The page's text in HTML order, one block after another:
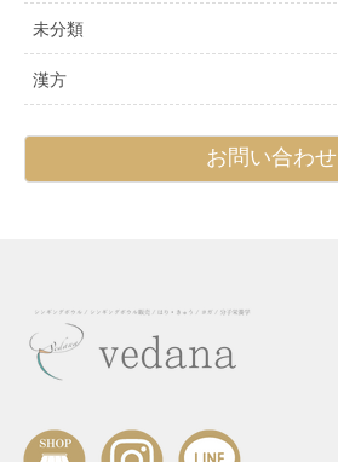
未分類
漢方
お問い合わせ